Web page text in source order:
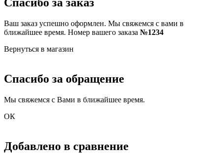
Ваш заказ успешно оформлен. Мы свяжемся с вами в
ближайшее время. Номер вашего заказа №1234
Вернуться в магазин
Спасибо за обращение
Мы свяжемся с Вами в ближайшее время.
ОК
Добавлено в сравнение